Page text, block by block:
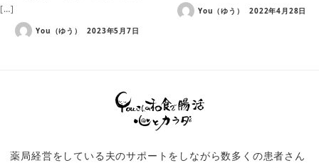
[…]
You（ゆう） 2023年5月7日
You（ゆう） 2022年4月28日
薬局経営をしている夫のサポートをしながら数多くの患者さん